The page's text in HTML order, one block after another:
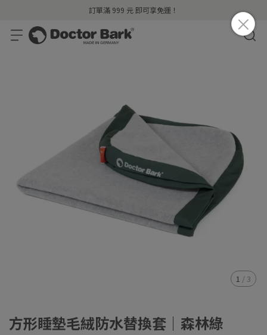
訂單滿 999 元 即可享免運！
1 / 3
方形睡墊毛絨防水替換套｜森林綠